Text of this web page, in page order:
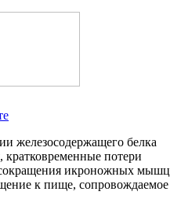
железосодержащего белка
потери
икроножных мышц
к пище, сопровождаемое